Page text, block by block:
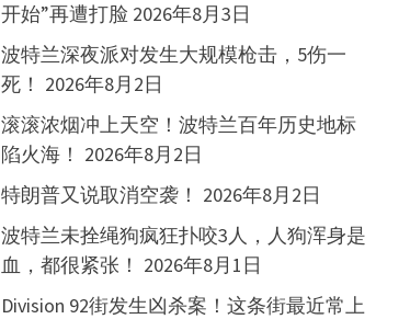
开始”再遭打脸 2026年8月3日
波特兰深夜派对发生大规模枪击，5伤一
死！ 2026年8月2日
滚滚浓烟冲上天空！波特兰百年历史地标
陷火海！ 2026年8月2日
特朗普又说取消空袭！ 2026年8月2日
波特兰未拴绳狗疯狂扑咬3人，人狗浑身是
血，都很紧张！ 2026年8月1日
Division 92街发生凶杀案！这条街最近常上